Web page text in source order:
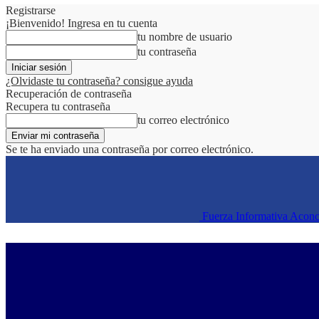
Registrarse
¡Bienvenido! Ingresa en tu cuenta
tu nombre de usuario
tu contraseña
¿Olvidaste tu contraseña? consigue ayuda
Recuperación de contraseña
Recupera tu contraseña
tu correo electrónico
Se te ha enviado una contraseña por correo electrónico.
Fuerza Informativa